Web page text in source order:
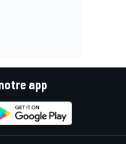
app